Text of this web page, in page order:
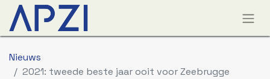
Nieuws
2021: tweede beste jaar ooit voor Zeebrugge